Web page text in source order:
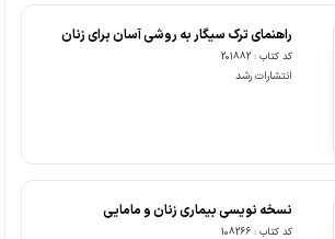
راهنمای ترک سیگار به روشی آسان برای زنان
کد کتاب : 201882
انتشارات رشد
نسخه نویسی بیماری زنان و مامایی
کد کتاب : 108266